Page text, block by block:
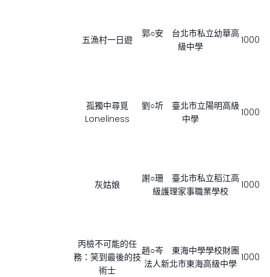
五漁村一日遊
郭○安 台北市私立幼華高
級中學
1000
孤獨中尋覓
Loneliness
劉○圻 臺北市立陽明高級
中學
1000
灰姑娘
謝○珊 臺北市私立稻江高
級護理家事職業學校
1000
丙檢不可能的任
務：笑到最後的技
術士
趙○岑 東海中學學校財團
法人新北市東海高級中學
1000